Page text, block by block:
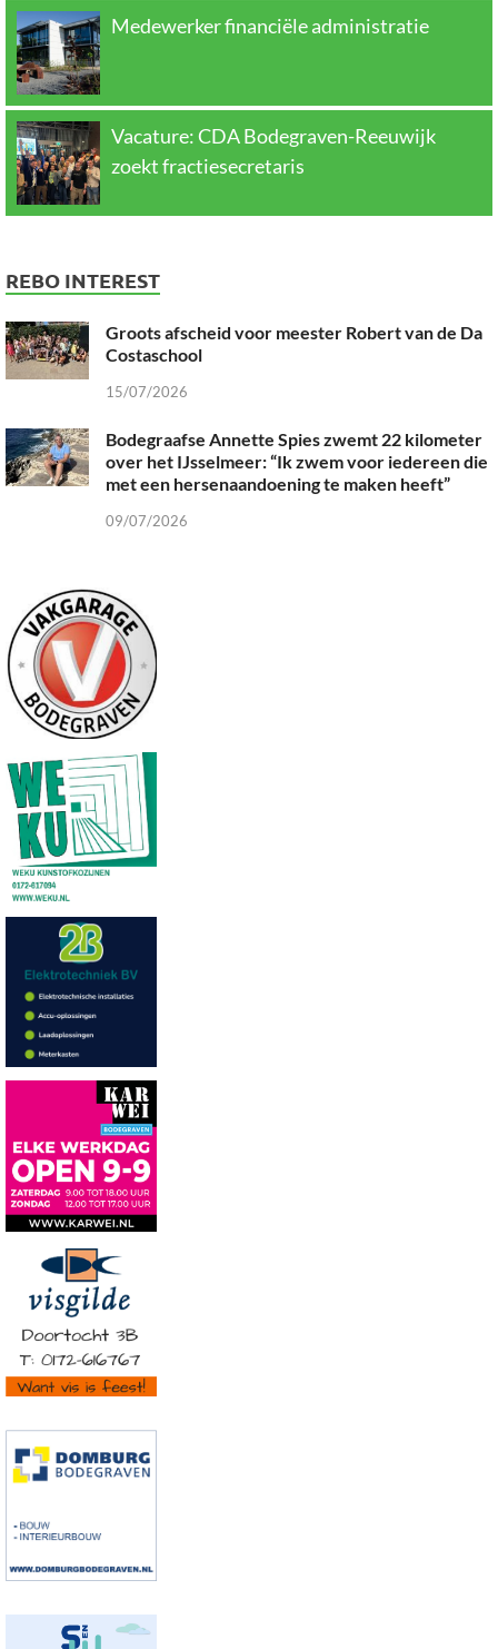
Medewerker financiële administratie
Vacature: CDA Bodegraven-Reeuwijk
zoekt fractiesecretaris
REBO INTEREST
Groots afscheid voor meester Robert van de Da
Costaschool
15/07/2026
Bodegraafse Annette Spies zwemt 22 kilometer
over het IJsselmeer: “Ik zwem voor iedereen die
met een hersenaandoening te maken heeft”
09/07/2026